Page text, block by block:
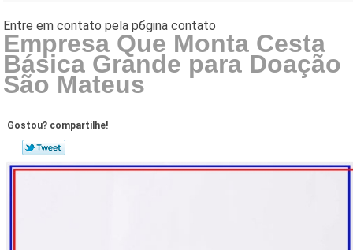
Empresa Que Monta Cesta
Básica Grande para Doação
São Mateus
Gostou? compartilhe!